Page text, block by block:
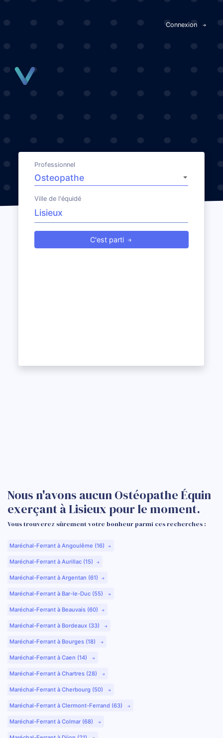
Connexion
Professionnel
Ville de l'équidé
C'est parti
Nous n'avons aucun Ostéopathe Équin
exerçant à Lisieux pour le moment.
Vous trouverez sûrement votre bonheur parmi ces recherches :
Maréchal-Ferrant à Angoulême (16)
Maréchal-Ferrant à Aurillac (15)
Maréchal-Ferrant à Argentan (61)
Maréchal-Ferrant à Bar-le-Duc (55)
Maréchal-Ferrant à Beauvais (60)
Maréchal-Ferrant à Bordeaux (33)
Maréchal-Ferrant à Bourges (18)
Maréchal-Ferrant à Caen (14)
Maréchal-Ferrant à Chartres (28)
Maréchal-Ferrant à Cherbourg (50)
Maréchal-Ferrant à Clermont-Ferrand (63)
Maréchal-Ferrant à Colmar (68)